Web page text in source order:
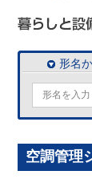
形名
空調管理